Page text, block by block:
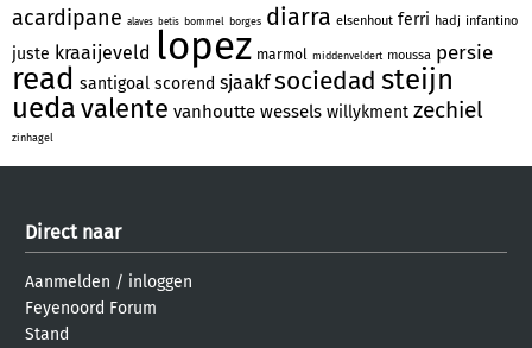
acardipane alaves betis bommel borges diarra elsenhout ferri hadj infantino
juste kraaijeveld lopez marmol middenveldert moussa persie
read santigoal scorend sjaakf sociedad steijn
uedavalente vanhoutte wessels willykment zechiel
zinhagel
Direct naar
Aanmelden / inloggen
Feyenoord Forum
Stand